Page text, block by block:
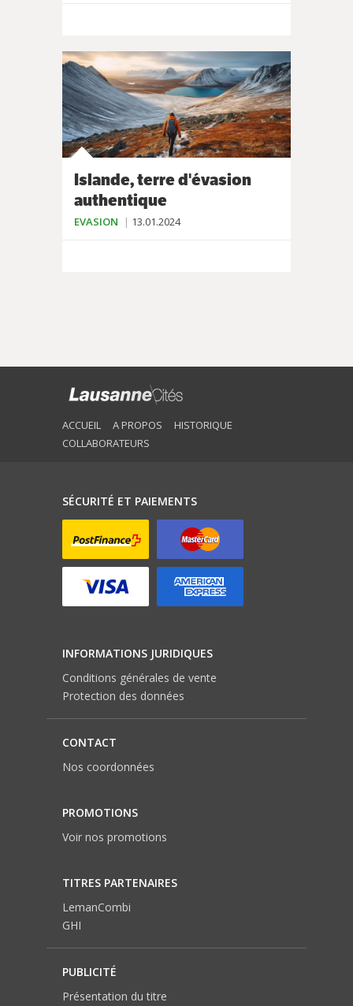
Islande, terre d'évasion
authentique
EVASION 13.01.2024
ACCUEIL A PROPOS
HISTORIQUE
COLLABORATEURS
SÉCURITÉ ET PAIEMENTS
INFORMATIONS JURIDIQUES
Conditions générales de vente
Protection des données
CONTACT
Nos coordonnées
PROMOTIONS
Voir nos promotions
TITRES PARTENAIRES
LemanCombi
GHI
PUBLICITÉ
Présentation du titre